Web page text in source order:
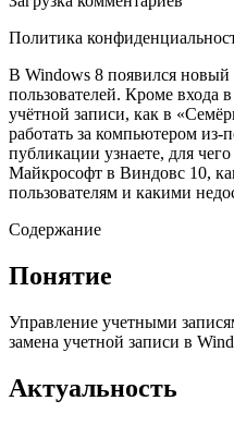
Политика
В Windows 8 появился
пользователей. Кроме входа
учётной записи, как в
работать за компьютером
публикации узнаете, для
Майкрософт в Виндовс 10,
пользователям и какими
Содержание
Понятие
Управление учетными
замена учетной записи в
Актуальность